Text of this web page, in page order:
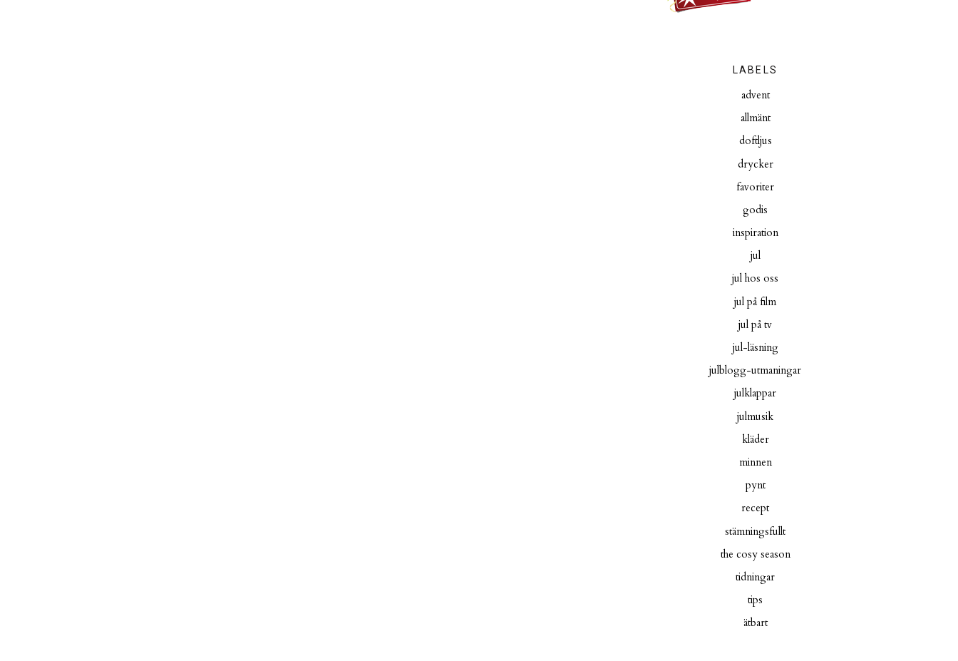
LABELS
advent
allmänt
doftljus
drycker
favoriter
godis
inspiration
jul
jul hos oss
jul på film
jul på tv
jul-läsning
julblogg-utmaningar
julklappar
julmusik
kläder
minnen
pynt
recept
stämningsfullt
the cosy season
tidningar
tips
ätbart